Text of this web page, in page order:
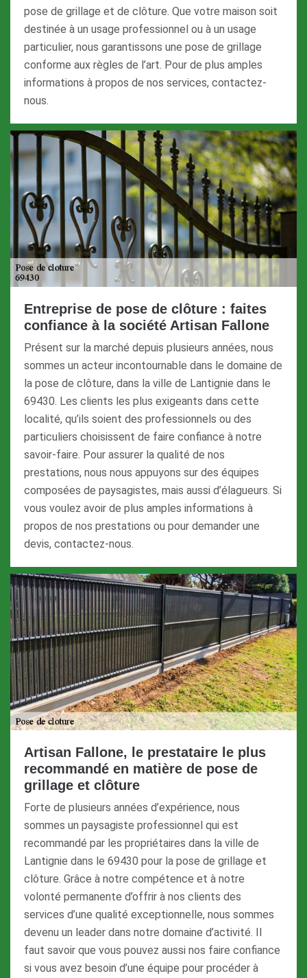
pose de grillage et de clôture. Que votre maison soit
destinée à un usage professionnel ou à un usage
particulier, nous garantissons une pose de grillage
conforme aux règles de l’art. Pour de plus amples
informations à propos de nos services, contactez-
nous.
Entreprise de pose de clôture : faites
confiance à la société Artisan Fallone
Présent sur la marché depuis plusieurs années, nous
sommes un acteur incontournable dans le domaine de
la pose de clôture, dans la ville de Lantignie dans le
69430. Les clients les plus exigeants dans cette
localité, qu’ils soient des professionnels ou des
particuliers choisissent de faire confiance à notre
savoir-faire. Pour assurer la qualité de nos
prestations, nous nous appuyons sur des équipes
composées de paysagistes, mais aussi d’élagueurs. Si
vous voulez avoir de plus amples informations à
propos de nos prestations ou pour demander une
devis, contactez-nous.
Artisan Fallone, le prestataire le plus
recommandé en matière de pose de
grillage et clôture
Forte de plusieurs années d’expérience, nous
sommes un paysagiste professionnel qui est
recommandé par les propriétaires dans la ville de
Lantignie dans le 69430 pour la pose de grillage et
clôture. Grâce à notre compétence et à notre
volonté permanente d’offrir à nos clients des
services d’une qualité exceptionnelle, nous sommes
devenu un leader dans notre domaine d’activité. Il
faut savoir que vous pouvez aussi nos faire confiance
si vous avez besoin d’une équipe pour procéder à